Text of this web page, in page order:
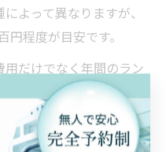
よって異なりますが、
程度が目安です。
だけでなく年間のラン
ことが重要です。例え
交換頻度が高ければ、長
ります。加えて、メンテ